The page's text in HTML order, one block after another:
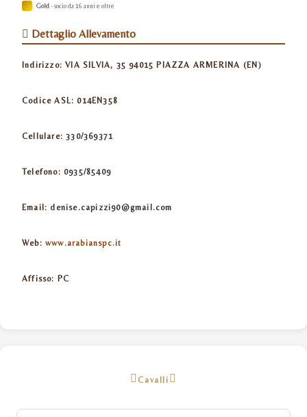
Gold- socio da 16 anni e oltre
Dettaglio Allevamento
Indirizzo: VIA SILVIA, 35 94015 PIAZZA ARMERINA (EN)
Codice ASL: 014EN358
Cellulare: 330/369371
Telefono: 0935/85409
Email: denise.capizzi90@gmail.com
Web: www.arabianspc.it
Affisso: PC
Cavalli